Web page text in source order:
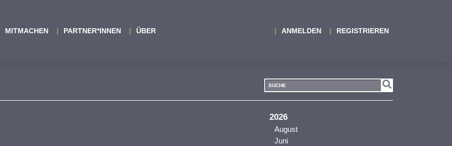
MITMACHEN PARTNER*INNEN ÜBER ANMELDEN REGISTRIEREN
2026
August
Juni